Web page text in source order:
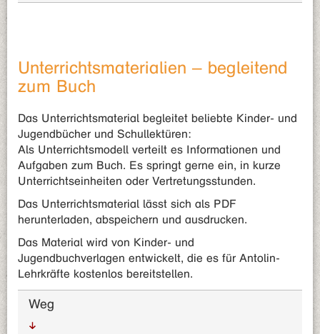
Unterrichtsmaterialien – begleitend
zum Buch
Das Unterrichtsmaterial begleitet beliebte Kinder- und
Jugendbücher und Schullektüren:
Als Unterrichtsmodell verteilt es Informationen und
Aufgaben zum Buch. Es springt gerne ein, in kurze
Unterrichtseinheiten oder Vertretungsstunden.
Das Unterrichtsmaterial lässt sich als PDF
herunterladen, abspeichern und ausdrucken.
Das Material wird von Kinder- und
Jugendbuchverlagen entwickelt, die es für Antolin-
Lehrkräfte kostenlos bereitstellen.
Weg